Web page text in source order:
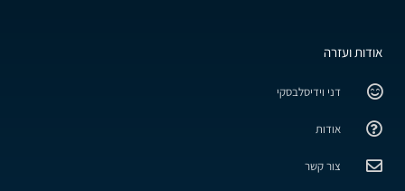
אודות ועזרה
דני וידיסלבסקי
אודות
צור קשר